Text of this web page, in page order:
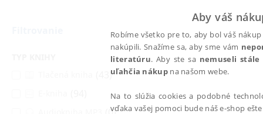
Stavebníctvo a architektúra
Stavebníctvo
(43)
Aby váš
Robíme všetko pre to, aby bol váš
nakúpili. Snažíme sa, aby sme vám
literatúru. Aby ste sa nemuseli
uľahčia nákupna našom webe.
Na to slúžia cookies a podobné
vďaka vašej pomoci bude náš e-shop